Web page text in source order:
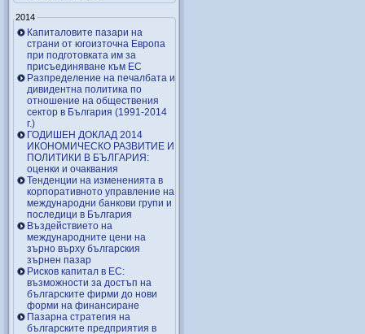
2014
Капиталовите пазари на
страни от югоизточна Европа
при подготовката им за
присъединяване към ЕС
Разпределение на печалбата и
дивидентна политика по
отношение на обществения
сектор в България (1991-2014
г.)
ГОДИШЕН ДОКЛАД 2014
ИКОНОМИЧЕСКО РАЗВИТИЕ И
ПОЛИТИКИ В БЪЛГАРИЯ:
оценки и очаквания
Тенденции на измененията в
корпоративното управление на
международни банкови групи и
последици в България
Въздействието на
международните цени на
зърно върху българския
зърнен пазар
Рисков капитал в ЕС:
възможности за достъп на
българските фирми до нови
форми на финансиране
Пазарна стратегия на
българските предприятия в